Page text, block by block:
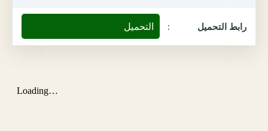
رابط التحميل : التحميل